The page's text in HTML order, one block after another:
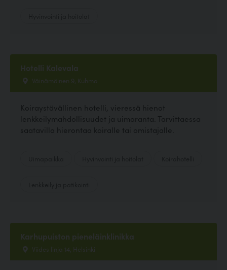
Hotelli Kalevala
Väinämöinen 9, Kuhmo
Koiraystävällinen hotelli, vieressä hienot
lenkkeilymahdollisuudet ja uimaranta. Tarvittaessa
saatavilla hierontaa koiralle tai omistajalle.
Karhupuiston pieneläinklinikka
Viides linja 14, Helsinki